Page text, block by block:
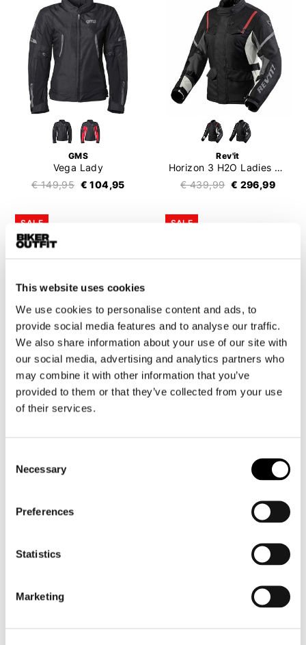
This website uses cookies
We use cookies to personalise content and ads, to
provide social media features and to analyse our traffic.
We also share information about your use of our site with
our social media, advertising and analytics partners who
may combine it with other information that you’ve
provided to them or that they’ve collected from your use
of their services.
Selection
Necessary
Preferences
Statistics
Marketing
GMS
Vega Lady
€ 149,95 € 104,95
Rev'it
Horizon 3 H2O Ladies Jacket
€ 439,99 € 296,99
SALE
Segura
Lady Maya
SALE
Alpinestars